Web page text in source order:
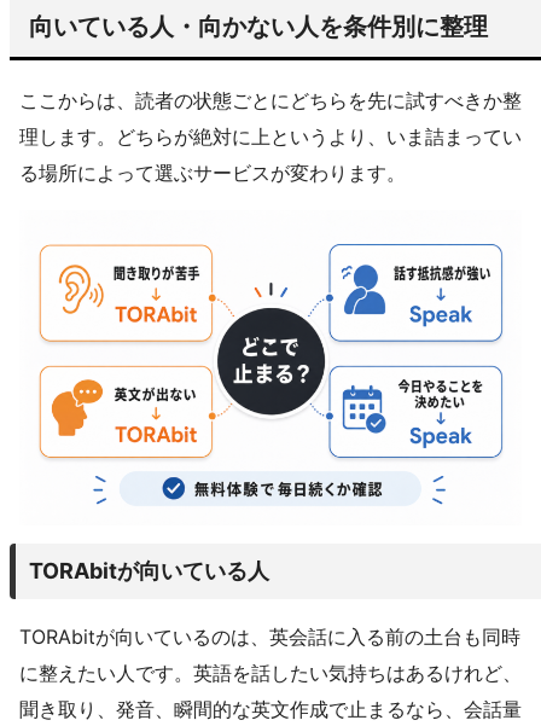
向いている人・向かない人を条件別に整理
ここからは、読者の状態ごとにどちらを先に試すべきか整
理します。どちらが絶対に上というより、いま詰まってい
る場所によって選ぶサービスが変わります。
TORAbitが向いている人
TORAbitが向いているのは、英会話に入る前の土台も同時
に整えたい人です。英語を話したい気持ちはあるけれど、
聞き取り、発音、瞬間的な英文作成で止まるなら、会話量